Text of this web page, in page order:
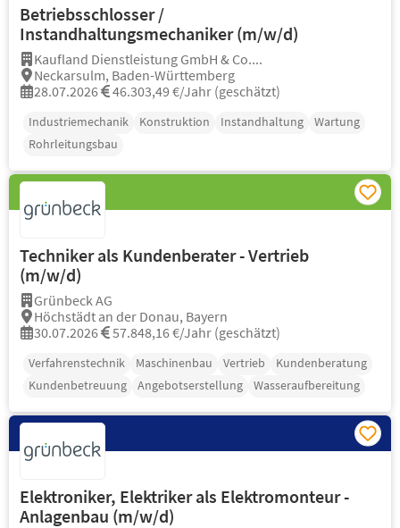
Betriebsschlosser /
Instandhaltungsmechaniker (m/w/d)
Kaufland Dienstleistung GmbH & Co....
Neckarsulm, Baden-Württemberg
28.07.2026
46.303,49 €/Jahr (geschätzt)
Industriemechanik Konstruktion Instandhaltung
Wartung
Rohrleitungsbau
Techniker als Kundenberater - Vertrieb
(m/w/d)
Grünbeck AG
Höchstädt an der Donau, Bayern
30.07.2026
57.848,16 €/Jahr (geschätzt)
Verfahrenstechnik Maschinenbau Vertrieb
Kundenberatung
Kundenbetreuung
Angebotserstellung Wasseraufbereitung
Elektroniker, Elektriker als Elektromonteur -
Anlagenbau (m/w/d)